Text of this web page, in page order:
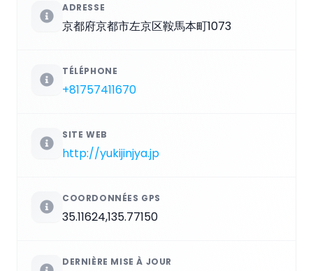
ADRESSE
京都府京都市左京区鞍馬本町1073
TÉLÉPHONE
+81757411670
SITE WEB
http://yukijinjya.jp
COORDONNÉES GPS
35.11624,135.77150
DERNIÈRE MISE À JOUR